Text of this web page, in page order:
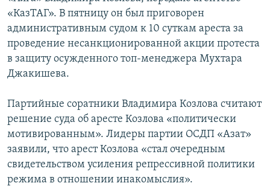
«КазТАГ». В пятницу он был приговорен
административным судом к 10 суткам ареста за
проведение несанкционированной акции протеста
в защиту осужденного топ-менеджера Мухтара
Джакишева.
Партийные соратники Владимира Козлова считают
решение суда об аресте Козлова «политически
мотивированным». Лидеры партии ОСДП «Азат»
заявили, что арест Козлова «стал очередным
свидетельством усиления репрессивной политики
режима в отношении инакомыслия».